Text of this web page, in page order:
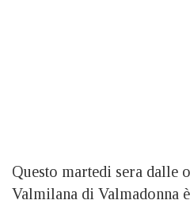
Questo martedi sera dalle
Valmilana di Valmadonna